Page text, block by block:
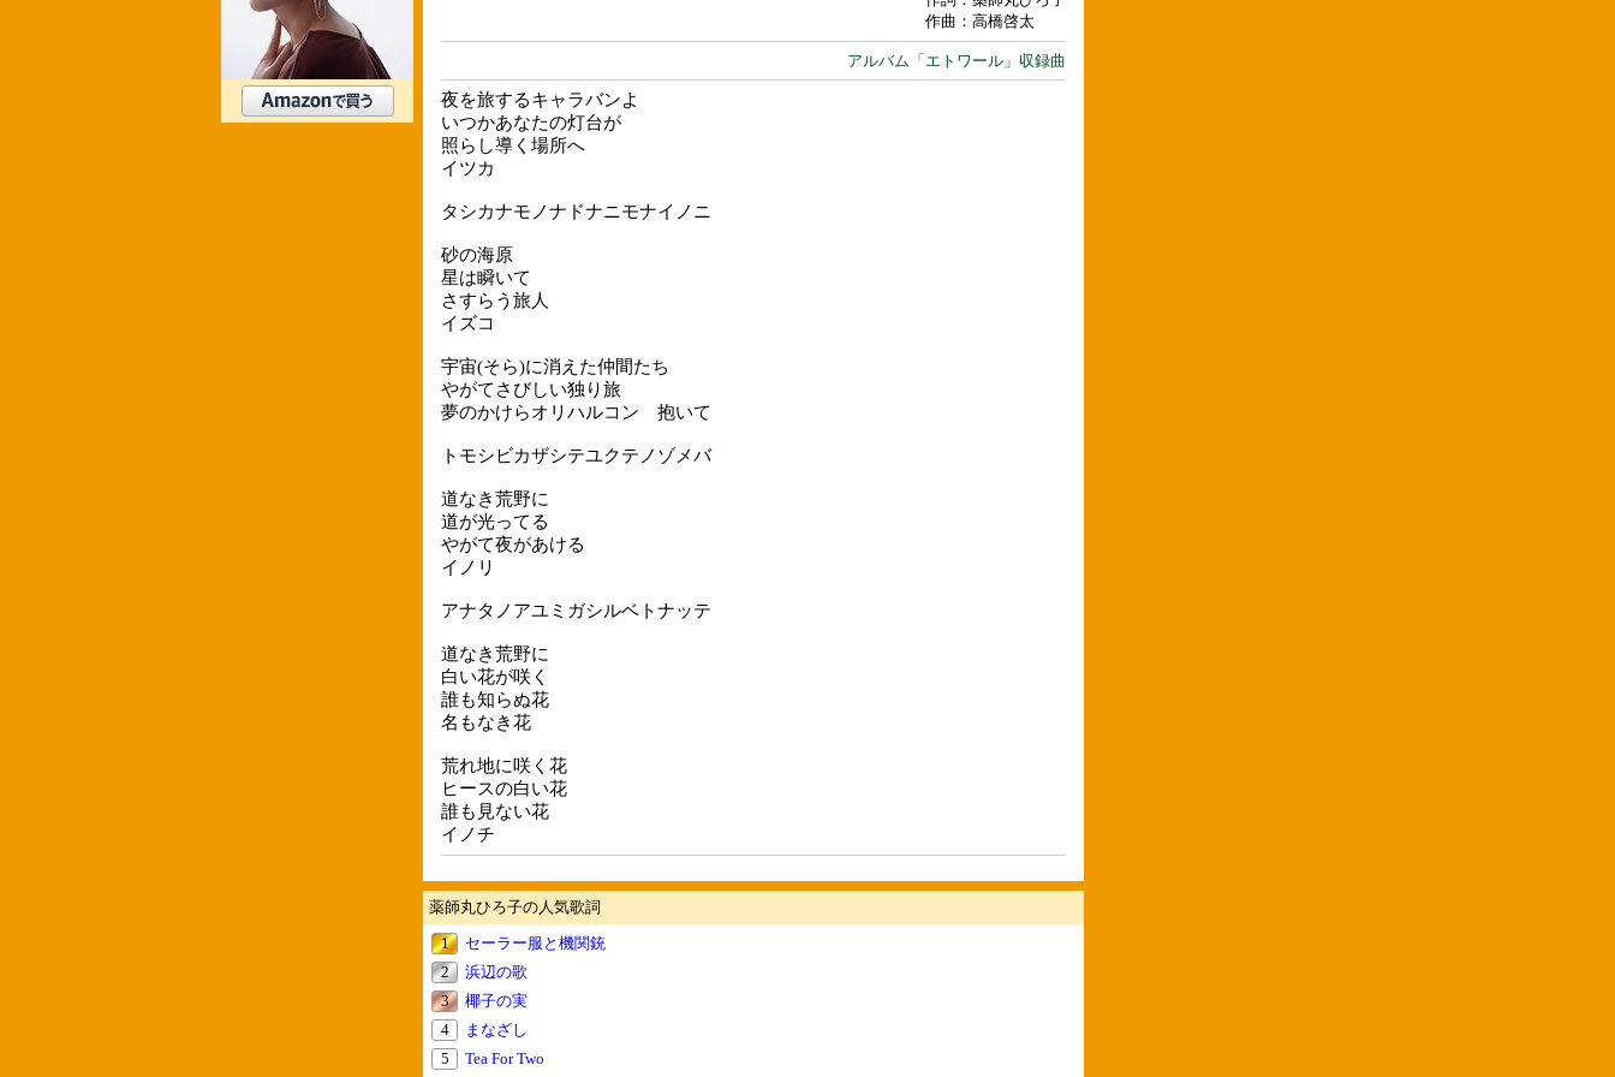
作曲：高橋啓太
アルバム「エトワール」収録曲
夜を旅するキャラバンよ
いつかあなたの灯台が
照らし導く場所へ
イツカ
タシカナモノナドナニモナイノニ
砂の海原
星は瞬いて
さすらう旅人
イズコ
宇宙(そら)に消えた仲間たち
やがてさびしい独り旅
夢のかけらオリハルコン 抱いて
トモシビカザシテユクテノゾメバ
道なき荒野に
道が光ってる
やがて夜があける
イノリ
アナタノアユミガシルベトナッテ
道なき荒野に
白い花が咲く
誰も知らぬ花
名もなき花
荒れ地に咲く花
ヒースの白い花
誰も見ない花
イノチ
薬師丸ひろ子の人気歌詞
1
セーラー服と機関銃
2
浜辺の歌
3
椰子の実
4
まなざし
5
Tea For Two